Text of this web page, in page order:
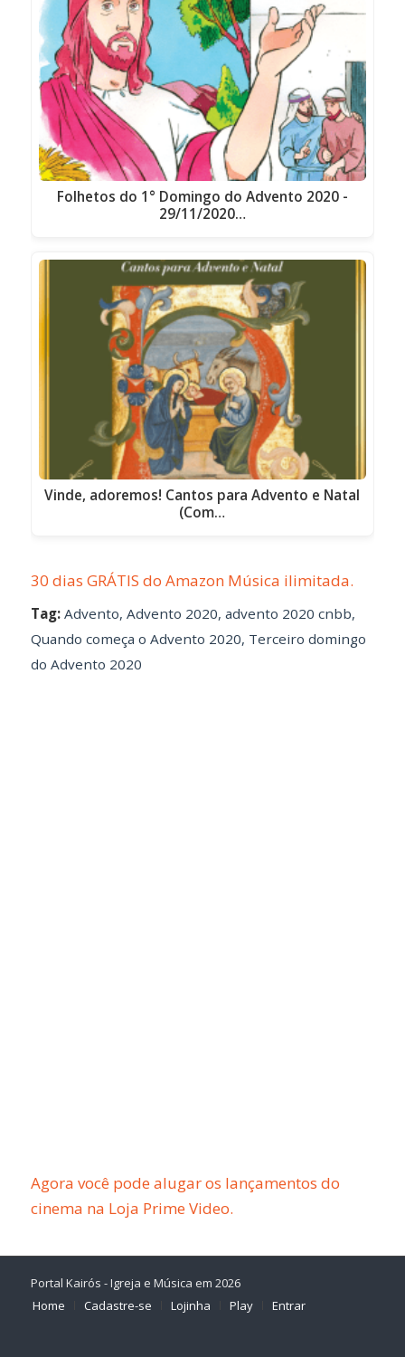
Folhetos do 1° Domingo do Advento 2020 -
29/11/2020…
Vinde, adoremos! Cantos para Advento e Natal
(Com…
30 dias GRÁTIS do Amazon Música ilimitada.
Tag: Advento, Advento 2020, advento 2020 cnbb,
Quando começa o Advento 2020, Terceiro domingo
do Advento 2020
Agora você pode alugar os lançamentos do
cinema na Loja Prime Video.
Portal Kairós - Igreja e Música em 2026
Home
Cadastre-se Lojinha Play Entrar